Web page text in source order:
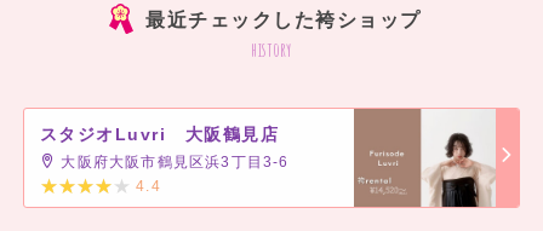
最近チェックした袴ショップ
history
スタジオLuvri 大阪鶴見店
大阪府大阪市鶴見区浜3丁目3-6
4.4